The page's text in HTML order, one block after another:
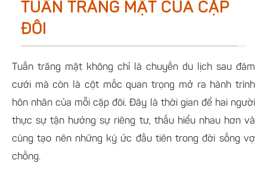
TUẦN TRĂNG MẬT CỦA CẶP
ĐÔI
Tuần trăng mật không chỉ là chuyến du lịch sau đám
cưới mà còn là cột mốc quan trọng mở ra hành trình
hôn nhân của mỗi cặp đôi. Đây là thời gian để hai người
thực sự tận hưởng sự riêng tư, thấu hiểu nhau hơn và
cùng tạo nên những ký ức đầu tiên trong đời sống vợ
chồng.